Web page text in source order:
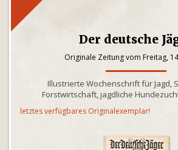
Der deutsche
Originale Zeitung vom Freitag,
Illustrierte Wochenschrift für Jagd,
Forstwirtschaft, jagdliche
letztes verfügbares Originalexemplar!